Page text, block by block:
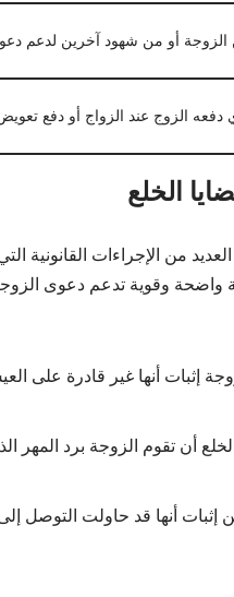
أو من شهود آخرين لدعم
الزوج عند الزواج أو دفع
الخلع
من الإجراءات القانونية
واضحة وقوية تدعم دعوى
إثبات أنها غير قادرة على
أن تقوم الزوجة برد المهر
إثبات أنها قد حاولت التوصل